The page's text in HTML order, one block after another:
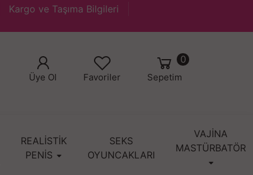
Kargo ve Taşıma Bilgileri
Sepetim
0
Favoriler
Üye Ol
REALİSTİK
PENİS
SEKS
OYUNCAKLARI
VAJİNA
MASTÜRBATÖR